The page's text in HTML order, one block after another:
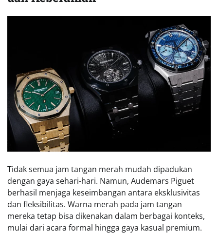
Tidak semua jam tangan merah mudah dipadukan
dengan gaya sehari-hari. Namun, Audemars Piguet
berhasil menjaga keseimbangan antara eksklusivitas
dan fleksibilitas. Warna merah pada jam tangan
mereka tetap bisa dikenakan dalam berbagai konteks,
mulai dari acara formal hingga gaya kasual premium.